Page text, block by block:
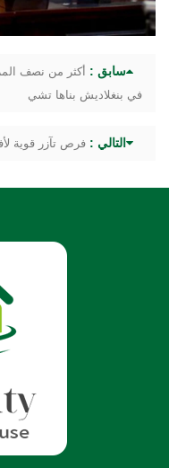
سابق : أكثر من نصف
في بنغلاديش بناها تشي
التالي : فرص تآزر قوية